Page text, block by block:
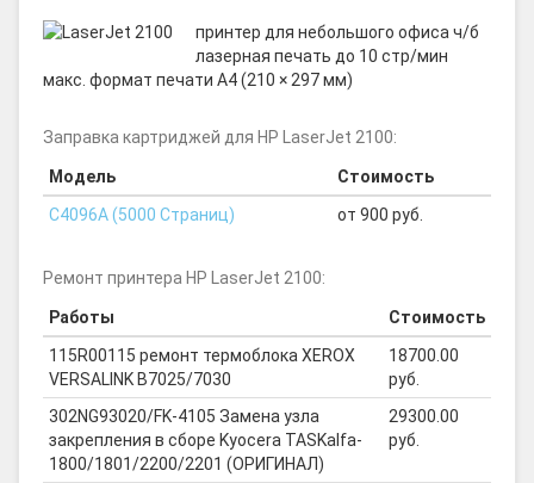
принтер для небольшого офиса ч/б
лазерная печать до 10 стр/мин
макс. формат печати A4 (210 × 297 мм)
Заправка картриджей для HP LaserJet 2100:
Модель
Стоимость
C4096A (5000 Страниц)
от 900 руб.
Ремонт принтера HP LaserJet 2100:
Работы
Стоимость
115R00115 ремонт термоблока XEROX
VERSALINK B7025/7030
18700.00
руб.
302NG93020/FK-4105 Замена узла
закрепления в сборе Kyocera TASKalfa-
1800/1801/2200/2201 (ОРИГИНАЛ)
29300.00
руб.